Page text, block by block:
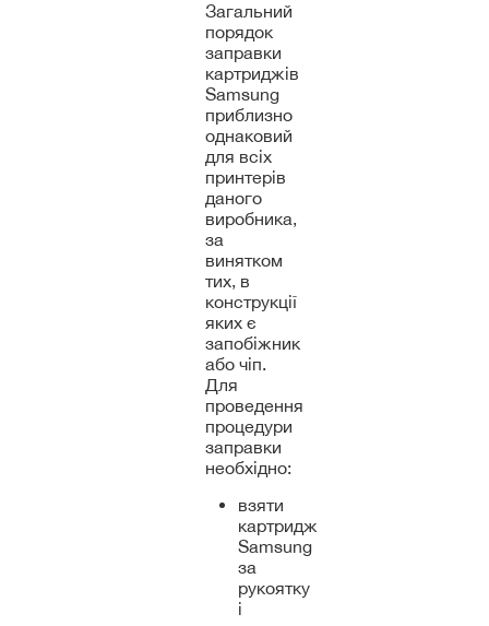
Загальний
порядок
заправки
картриджів
Samsung
приблизно
однаковий
для всіх
принтерів
даного
виробника,
за
винятком
тих, в
конструкції
яких є
запобіжник
або чіп.
Для
проведення
процедури
заправки
необхідно:
взяти
картридж
Samsung
за
рукоятку
і